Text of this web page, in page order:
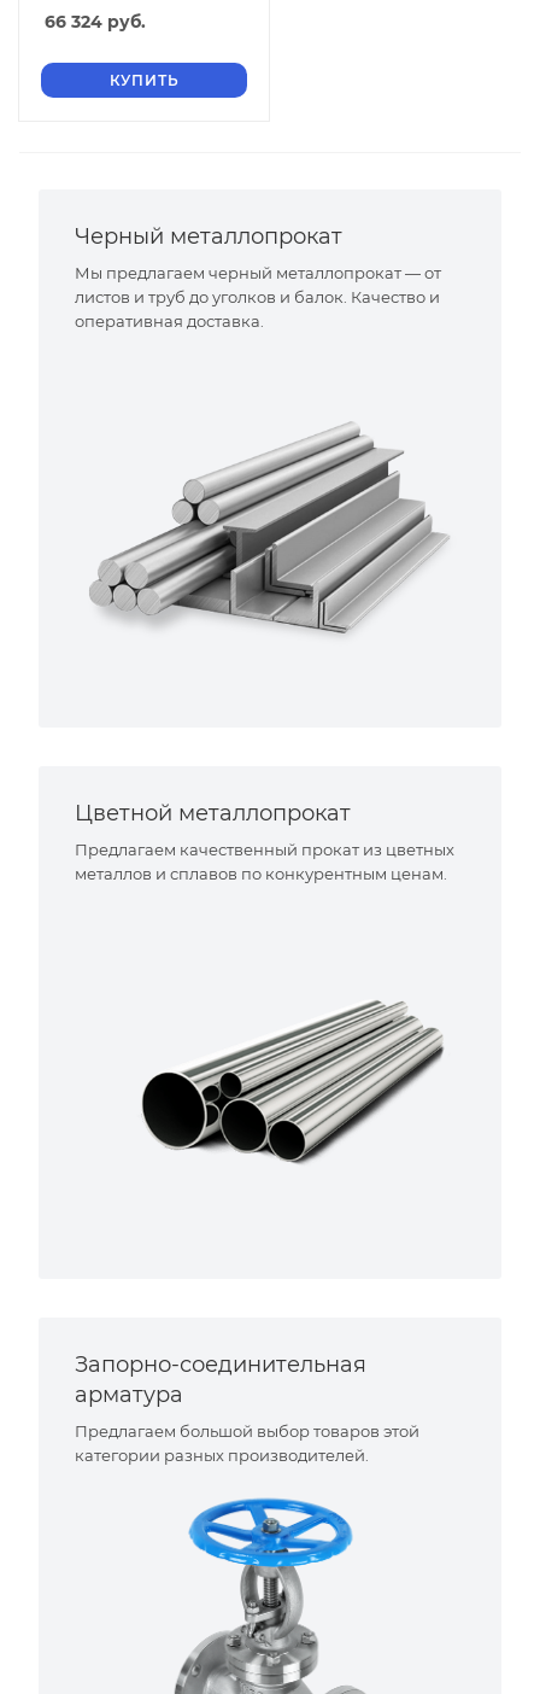
66 324 руб.
КУПИТЬ
Черный металлопрокат
Мы предлагаем черный металлопрокат — от
листов и труб до уголков и балок. Качество и
оперативная доставка.
Цветной металлопрокат
Предлагаем качественный прокат из цветных
металлов и сплавов по конкурентным ценам.
Запорно-соединительная
арматура
Предлагаем большой выбор товаров этой
категории разных производителей.